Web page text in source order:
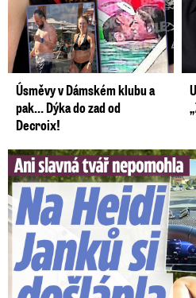
Úsměvy v Dámském klubu a
pak… Dýka do zad od
Decroix!
Slavná tvář nepomohla. Na Heidi